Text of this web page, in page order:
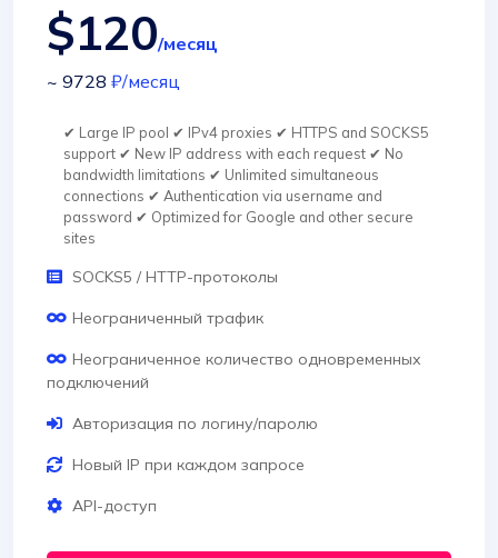
$120/месяц
~ 9728 ₽/месяц
✔ Large IP pool ✔ IPv4 proxies ✔ HTTPS and SOCKS5
support ✔ New IP address with each request ✔ No
bandwidth limitations ✔ Unlimited simultaneous
connections ✔ Authentication via username and
password ✔ Optimized for Google and other secure
sites
SOCKS5 / HTTP-протоколы
Неограниченный трафик
Неограниченное количество одновременных
подключений
Авторизация по логину/паролю
Новый IP при каждом запросе
API-доступ